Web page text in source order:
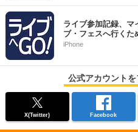
ライブ参加記録、マ
ブ・フェスへ行くた
iPhone
公式アカウントを
X(Twitter) Facebook